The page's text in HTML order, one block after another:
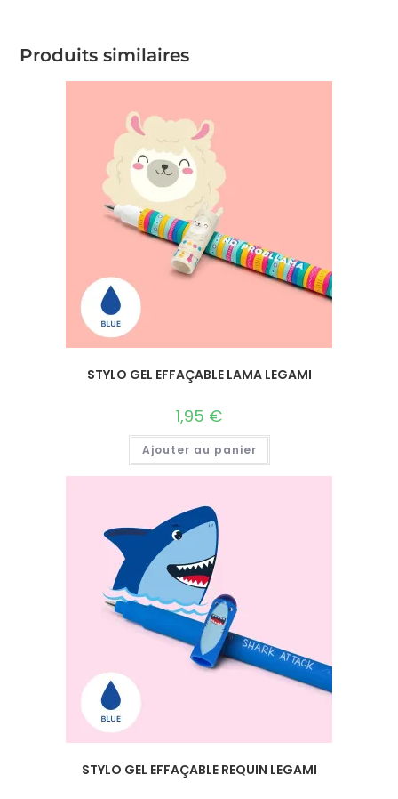
Produits similaires
STYLO GEL EFFAÇABLE LAMA LEGAMI
1,95 €
Ajouter au panier
STYLO GEL EFFAÇABLE REQUIN LEGAMI